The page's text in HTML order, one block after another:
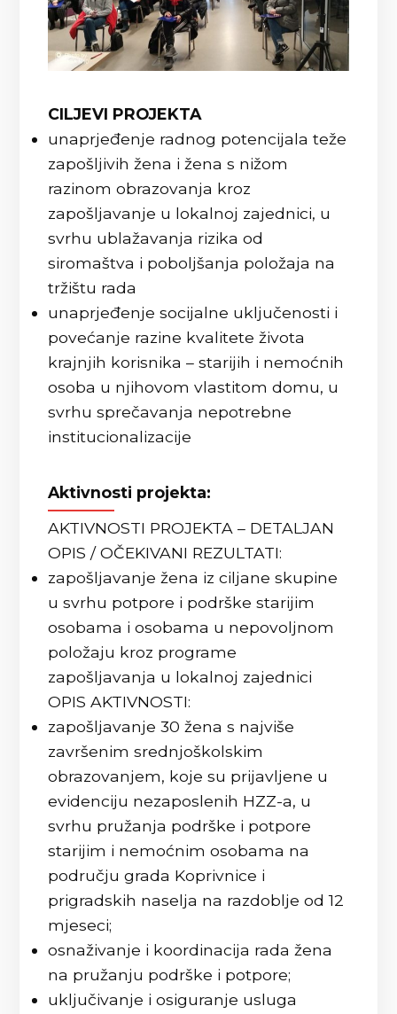
CILJEVI PROJEKTA
unaprjeđenje radnog potencijala teže
zapošljivih žena i žena s nižom
razinom obrazovanja kroz
zapošljavanje u lokalnoj zajednici, u
svrhu ublažavanja rizika od
siromaštva i poboljšanja položaja na
tržištu rada
unaprjeđenje socijalne uključenosti i
povećanje razine kvalitete života
krajnjih korisnika – starijih i nemoćnih
osoba u njihovom vlastitom domu, u
svrhu sprečavanja nepotrebne
institucionalizacije
Aktivnosti projekta:
AKTIVNOSTI PROJEKTA – DETALJAN
OPIS / OČEKIVANI REZULTATI:
zapošljavanje žena iz ciljane skupine
u svrhu potpore i podrške starijim
osobama i osobama u nepovoljnom
položaju kroz programe
zapošljavanja u lokalnoj zajednici
OPIS AKTIVNOSTI:
zapošljavanje 30 žena s najviše
završenim srednjoškolskim
obrazovanjem, koje su prijavljene u
evidenciju nezaposlenih HZZ-a, u
svrhu pružanja podrške i potpore
starijim i nemoćnim osobama na
području grada Koprivnice i
prigradskih naselja na razdoblje od 12
mjeseci;
osnaživanje i koordinacija rada žena
na pružanju podrške i potpore;
uključivanje i osiguranje usluga